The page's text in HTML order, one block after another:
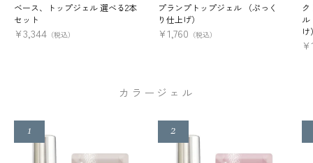
ベース、トップジェル 選べる2本
セット
¥3,344 （税込）
プランプトップジェル （ぷっく
り仕上げ）
¥1,760 （税込）
ル
け
¥
カラージェル